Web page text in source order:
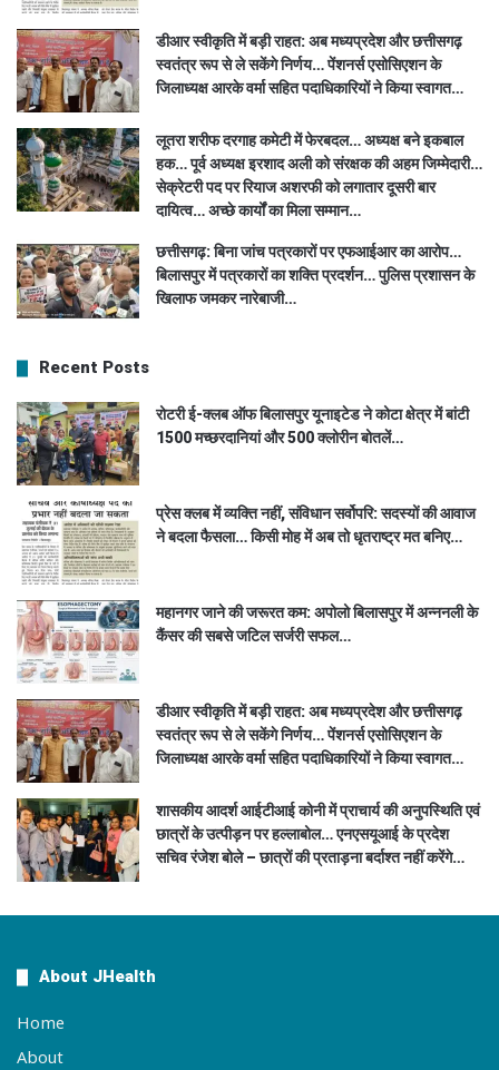
डीआर स्वीकृति में बड़ी राहत: अब मध्यप्रदेश और छत्तीसगढ़
स्वतंत्र रूप से ले सकेंगे निर्णय… पेंशनर्स एसोसिएशन के
जिलाध्यक्ष आरके वर्मा सहित पदाधिकारियों ने किया स्वागत…
लूतरा शरीफ दरगाह कमेटी में फेरबदल… अध्यक्ष बने इकबाल
हक… पूर्व अध्यक्ष इरशाद अली को संरक्षक की अहम जिम्मेदारी…
सेक्रेटरी पद पर रियाज अशरफी को लगातार दूसरी बार
दायित्व… अच्छे कार्यों का मिला सम्मान…
छत्तीसगढ़: बिना जांच पत्रकारों पर एफआईआर का आरोप…
बिलासपुर में पत्रकारों का शक्ति प्रदर्शन… पुलिस प्रशासन के
खिलाफ जमकर नारेबाजी…
Recent Posts
रोटरी ई-क्लब ऑफ बिलासपुर यूनाइटेड ने कोटा क्षेत्र में बांटी
1500 मच्छरदानियां और 500 क्लोरीन बोतलें…
प्रेस क्लब में व्यक्ति नहीं, संविधान सर्वोपरि: सदस्यों की आवाज
ने बदला फैसला… किसी मोह में अब तो धृतराष्ट्र मत बनिए…
महानगर जाने की जरूरत कम: अपोलो बिलासपुर में अन्ननली के
कैंसर की सबसे जटिल सर्जरी सफल…
डीआर स्वीकृति में बड़ी राहत: अब मध्यप्रदेश और छत्तीसगढ़
स्वतंत्र रूप से ले सकेंगे निर्णय… पेंशनर्स एसोसिएशन के
जिलाध्यक्ष आरके वर्मा सहित पदाधिकारियों ने किया स्वागत…
शासकीय आदर्श आईटीआई कोनी में प्राचार्य की अनुपस्थिति एवं
छात्रों के उत्पीड़न पर हल्लाबोल… एनएसयूआई के प्रदेश
सचिव रंजेश बोले – छात्रों की प्रताड़ना बर्दाश्त नहीं करेंगे…
About JHealth
Home
About